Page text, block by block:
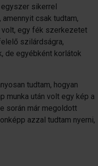
egyszer sikerrel
csak tudtam,
egy fék szerkezetet
szilárdságra,
de egyébként korlátok
tudtam, hogyan
munka után volt egy kép a
során már megoldott
azzal tudtam nyerni,